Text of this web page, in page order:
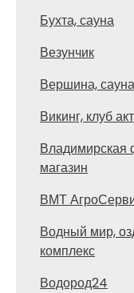
Бухта, сауна
Везунчик
Вершина, сауна
Викинг, клуб
Владимирская
магазин
ВМТ
Водный мир,
комплекс
Водород24